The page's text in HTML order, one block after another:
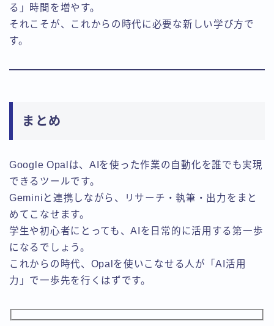
る」時間を増やす。
それこそが、これからの時代に必要な新しい学び方で
す。
まとめ
Google Opalは、AIを使った作業の自動化を誰でも実現
できるツールです。
Geminiと連携しながら、リサーチ・執筆・出力をまと
めてこなせます。
学生や初心者にとっても、AIを日常的に活用する第一歩
になるでしょう。
これからの時代、Opalを使いこなせる人が「AI活用
力」で一歩先を行くはずです。